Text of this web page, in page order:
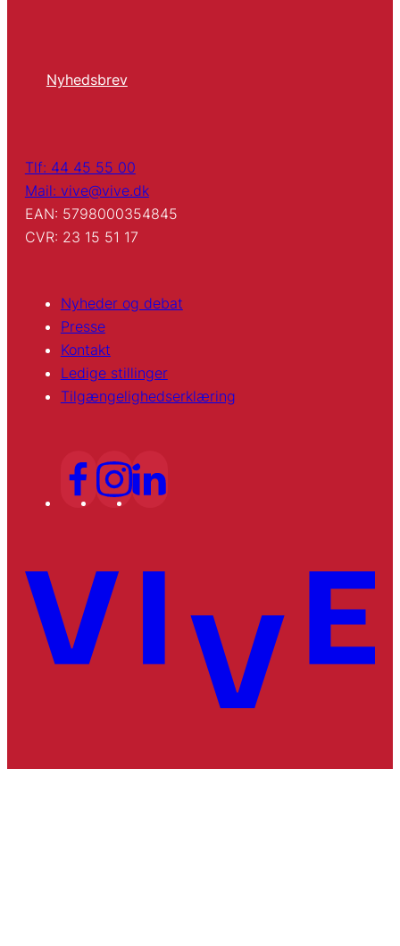
Nyhedsbrev
Tlf: 44 45 55 00
Mail: vive@vive.dk
EAN: 5798000354845
CVR: 23 15 51 17
Nyheder og debat
Presse
Kontakt
Ledige stillinger
Tilgængelighedserklæring